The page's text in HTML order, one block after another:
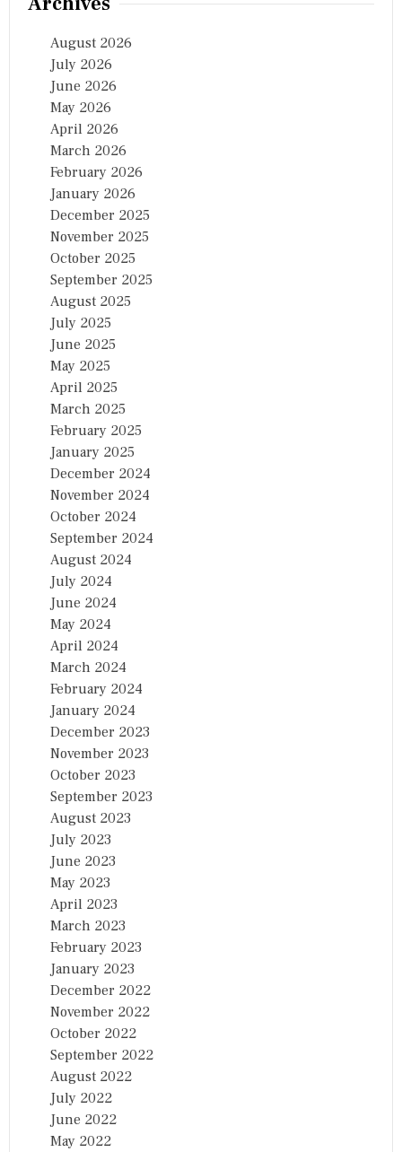
August 2026
July 2026
June 2026
May 2026
April 2026
March 2026
February 2026
January 2026
December 2025
November 2025
October 2025
September 2025
August 2025
July 2025
June 2025
May 2025
April 2025
March 2025
February 2025
January 2025
December 2024
November 2024
October 2024
September 2024
August 2024
July 2024
June 2024
May 2024
April 2024
March 2024
February 2024
January 2024
December 2023
November 2023
October 2023
September 2023
August 2023
July 2023
June 2023
May 2023
April 2023
March 2023
February 2023
January 2023
December 2022
November 2022
October 2022
September 2022
August 2022
July 2022
June 2022
May 2022